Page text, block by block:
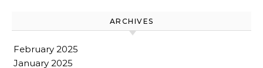
ARCHIVES
February 2025
January 2025